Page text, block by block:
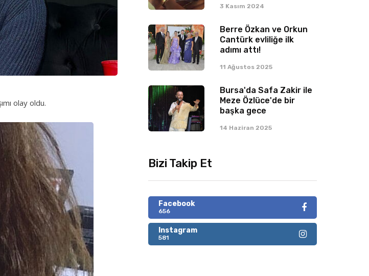
olay oldu.
3 Kasım 2024
Berre Özkan ve Orkun
Cantürk evliliğe ilk
adımı attı!
11 Ağustos 2025
Bursa'da Safa Zakir ile
Meze Özlüce'de bir
başka gece
14 Haziran 2025
Bizi Takip Et
Facebook
656
Instagram
581